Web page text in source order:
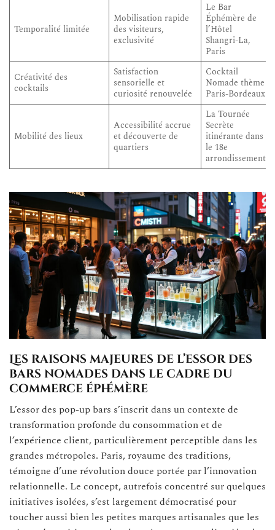
Temporalité limitée
Mobilisation rapide
des visiteurs,
exclusivité
Le Bar
Éphémère de
l’Hôtel
Shangri-La,
Paris
Créativité des
cocktails
Satisfaction
sensorielle et
curiosité renouvelée
Cocktail
Nomade thème
Paris-Bordeaux
Mobilité des lieux
Accessibilité accrue
et découverte de
quartiers
La Tournée
Secrète
itinérante dans
le 18e
arrondissement
Les raisons majeures de l’essor des
bars nomades dans le cadre du
commerce éphémère
L’essor des pop-up bars s’inscrit dans un contexte de
transformation profonde du consommation et de
l’expérience client, particulièrement perceptible dans les
grandes métropoles. Paris, royaume des traditions,
témoigne d’une révolution douce portée par l’innovation
relationnelle. Le concept, autrefois concentré sur quelques
initiatives isolées, s’est largement démocratisé pour
toucher aussi bien les petites marques artisanales que les